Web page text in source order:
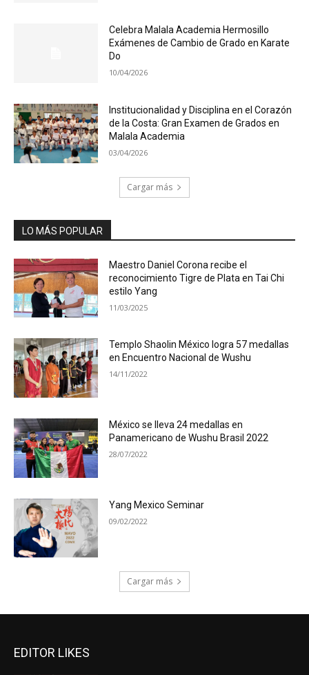
Celebra Malala Academia Hermosillo
Exámenes de Cambio de Grado en Karate
Do
10/04/2026
Institucionalidad y Disciplina en el Corazón
de la Costa: Gran Examen de Grados en
Malala Academia
03/04/2026
Cargar más
LO MÁS POPULAR
Maestro Daniel Corona recibe el
reconocimiento Tigre de Plata en Tai Chi
estilo Yang
11/03/2025
Templo Shaolin México logra 57 medallas
en Encuentro Nacional de Wushu
14/11/2022
México se lleva 24 medallas en
Panamericano de Wushu Brasil 2022
28/07/2022
Yang Mexico Seminar
09/02/2022
Cargar más
EDITOR LIKES